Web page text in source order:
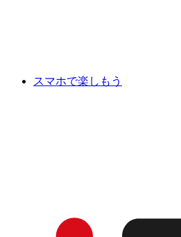
スマホで楽しもう